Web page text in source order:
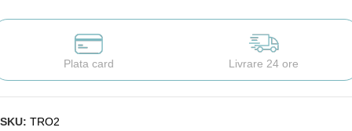
Plata card Livrare 24 ore
SKU: TRO2